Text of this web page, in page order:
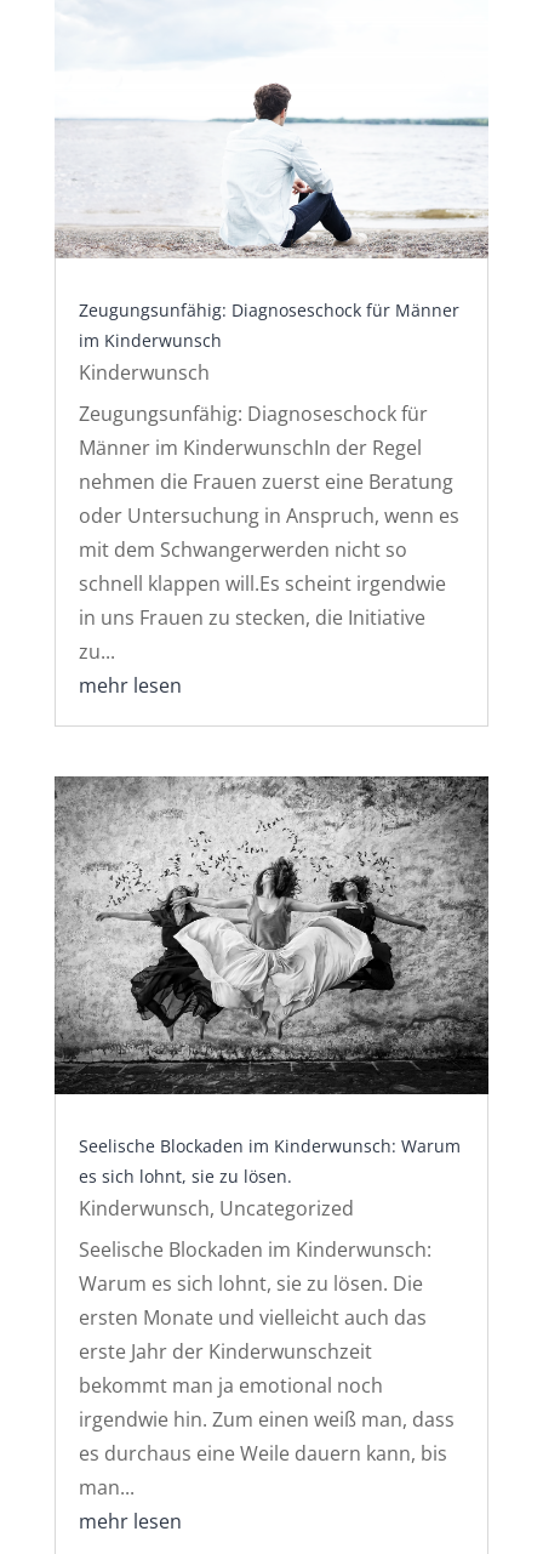
Zeugungsunfähig: Diagnoseschock für Männer
im Kinderwunsch
Kinderwunsch
Zeugungsunfähig: Diagnoseschock für
Männer im KinderwunschIn der Regel
nehmen die Frauen zuerst eine Beratung
oder Untersuchung in Anspruch, wenn es
mit dem Schwangerwerden nicht so
schnell klappen will.Es scheint irgendwie
in uns Frauen zu stecken, die Initiative
zu...
mehr lesen
Seelische Blockaden im Kinderwunsch: Warum
es sich lohnt, sie zu lösen.
Kinderwunsch, Uncategorized
Seelische Blockaden im Kinderwunsch:
Warum es sich lohnt, sie zu lösen. Die
ersten Monate und vielleicht auch das
erste Jahr der Kinderwunschzeit
bekommt man ja emotional noch
irgendwie hin. Zum einen weiß man, dass
es durchaus eine Weile dauern kann, bis
man...
mehr lesen